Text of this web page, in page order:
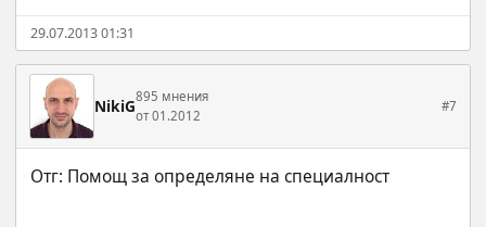
29.07.2013 01:31
NikiG895 мнения
от 01.2012
#7